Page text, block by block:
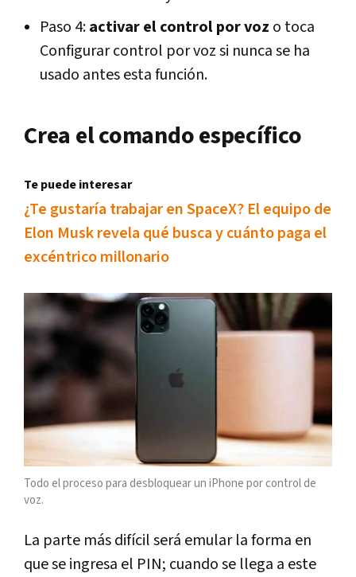
Paso 4:activar el control por voz o toca
Configurar control por voz si nunca se ha
usado antes esta función.
Crea el comando específico
Te puede interesar
¿Te gustaría trabajar en SpaceX? El equipo de
Elon Musk revela qué busca y cuánto paga el
excéntrico millonario
Todo el proceso para desbloquear un iPhone por control de
voz.
La parte más difícil será emular la forma en
que se ingresa el PIN; cuando se llega a este